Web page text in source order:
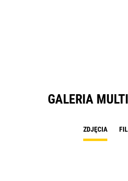
GALERIA
ZDJĘCIA